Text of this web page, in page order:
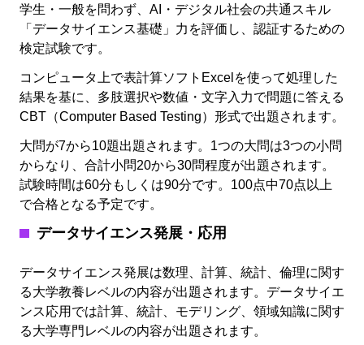
学生・一般を問わず、AI・デジタル社会の共通スキル
「データサイエンス基礎」力を評価し、認証するための
検定試験です。
コンピュータ上で表計算ソフトExcelを使って処理した
結果を基に、多肢選択や数値・文字入力で問題に答える
CBT（Computer Based Testing）形式で出題されます。
大問が7から10題出題されます。1つの大問は3つの小問
からなり、合計小問20から30問程度が出題されます。
試験時間は60分もしくは90分です。100点中70点以上
で合格となる予定です。
データサイエンス発展・応用
データサイエンス発展は数理、計算、統計、倫理に関す
る大学教養レベルの内容が出題されます。データサイエ
ンス応用では計算、統計、モデリング、領域知識に関す
る大学専門レベルの内容が出題されます。